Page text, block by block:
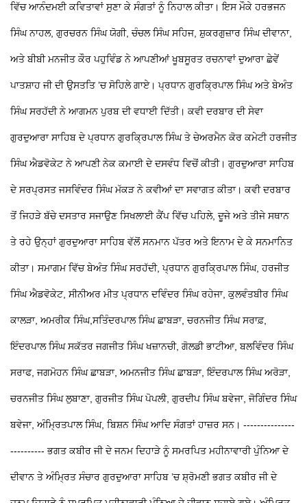
ਵਿੱਚ ਆਨੰਦਮਈ ਕਵਿਤਾਵਾਂ ਸੁਣਾ ਕੇ ਸੰਗਤਾਂ ਨੂੰ ਨਿਹਾਲ ਕੀਤਾ। ਇਸ ਮੌਕੇ ਹਰਭਜਨ
ਸਿੰਘ ਨਾਹਲ, ਗੁਰਚਰਨ ਸਿੰਘ ਯੋਗੀ, ਚੰਚਲ ਸਿੰਘ ਸਹਿਜ, ਸ਼ੁਕਰਗੁਜ਼ਾਰ ਸਿੰਘ ਦੀਵਾਨਾ,
ਅਤੇ ਬੀਬੀ ਮਨਜੀਤ ਕੌਰ ਪਹੁਵਿੰਡ ਨੇ ਆਪਣੀਆਂ ਖੂਬਸੂਰਤ ਰਚਨਾਵਾਂ ਦੁਆਰਾ ਛੇਵੇਂ
ਪਾਤਸ਼ਾਹ ਜੀ ਦੀ ਉਸਤਤਿ ’ਚ ਸੋਹਿਲੇ ਗਾਏ। ਪ੍ਰਧਾਨ ਗੁਰਕ੍ਰਿਪਾਲ ਸਿੰਘ ਅਤੇ ਬੇਅੰਤ
ਸਿੰਘ ਸਰਹੱਦੀ ਨੇ ਆਗਮਨ ਪੁਰਬ ਦੀ ਵਧਾਈ ਦਿੱਤੀ। ਕਵੀ ਦਰਬਾਰ ਦੀ ਸੇਵਾ
ਗੁਰਦੁਆਰਾ ਸਾਹਿਬ ਦੇ ਪ੍ਰਧਾਨ ਗੁਰਕ੍ਰਿਪਾਲ ਸਿੰਘ ਤੇ ਚੇਅਰਮੈਨ ਕੋਰ ਕਮੇਟੀ ਹਰਜੀਤ
ਸਿੰਘ ਐਡਵੋਕੇਟ ਨੇ ਆਪਣੀ ਨੇਕ ਕਮਾਈ ਦੇ ਦਸਵੰਧ ਵਿਚੋਂ ਕੀਤੀ। ਗੁਰਦੁਆਰਾ ਸਾਹਿਬ
ਦੇ ਸਰਪ੍ਰਸਤ ਜਸਵਿੰਦਰ ਸਿੰਘ ਮੱਕੜ ਨੇ ਕਵੀਆਂ ਦਾ ਸਵਾਗਤ ਕੀਤਾ। ਕਵੀ ਦਰਬਾਰ
ਤੋਂ ਜਿਹੜੇ ਬੱਚੇ ਦਸਤਾਰ ਸਜਾਉਣ ਸਿਖਲਾਈ ਕੈਂਪ ਵਿੱਚ ਪਹਿਲੇ, ਦੂਜੇ ਅਤੇ ਤੀਜੇ ਸਥਾਨ
ਤੇ ਰਹੇ ਉਨ੍ਹਾਂ ਗੁਰਦੁਆਰਾ ਸਾਹਿਬ ਵੱਲੋਂ ਸਨਮਾਨ ਪੱਤਰ ਅਤੇ ਇਨਾਮ ਦੇ ਕੇ ਸਨਮਾਨਿਤ
ਕੀਤਾ। ਸਮਾਗਮ ਵਿੱਚ ਬੇਅੰਤ ਸਿੰਘ ਸਰਹੱਦੀ, ਪ੍ਰਧਾਨ ਗੁਰਕ੍ਰਿਪਾਲ ਸਿੰਘ, ਹਰਜੀਤ
ਸਿੰਘ ਐਡਵੋਕੇਟ, ਸੀਨੀਅਰ ਮੀਤ ਪ੍ਰਧਾਨ ਦਵਿੰਦਰ ਸਿੰਘ ਰਹੇਜਾ, ਕੁਲਵੰਤਬੀਰ ਸਿੰਘ
ਕਾਲੜਾ, ਅਮਰੀਕ ਸਿੰਘ,ਸਤਿੰਦਰਪਾਲ ਸਿੰਘ ਛਾਬੜਾ, ਚਰਨਜੀਤ ਸਿੰਘ ਸਰਾਫ਼,
ਇੰਦਰਪਾਲ ਸਿੰਘ ਸਕੱਤਰ ਜਗਜੀਤ ਸਿੰਘ ਖਜ਼ਾਨਚੀ, ਗੋਲਡੀ ਭਾਟੀਆ, ਬਲਵਿੰਦਰ ਸਿੰਘ
ਸਰਾਫ, ਜਗਮੋਹਨ ਸਿੰਘ ਛਾਬੜਾ, ਅਮਨਜੀਤ ਸਿੰਘ ਛਾਬੜਾ, ਇੰਦਰਪਾਲ ਸਿੰਘ ਅਰੋੜਾ,
ਚਰਨਜੀਤ ਸਿੰਘ ਲੁਬਾਣਾ, ਗੁਰਜੀਤ ਸਿੰਘ ਪੋਪਲੀ, ਗੁਰਦੀਪ ਸਿੰਘ ਬਵੇਜਾ, ਜੋਗਿੰਦਰ ਸਿੰਘ
ਬਵੇਜਾ, ਅੰਮ੍ਰਿਤਪਾਲ ਸਿੰਘ, ਬਿਸ਼ਨ ਸਿੰਘ ਆਦਿ ਸੰਗਤਾਂ ਹਾਜ਼ਰ ਸਨ। ---------------
----------ਭਗਤ ਕਬੀਰ ਜੀ ਦੇ ਜਨਮ ਦਿਹਾੜੇ ਨੂੰ ਸਮਰਪਿਤ ਮਹੀਨਾਵਾਰੀ ਪੁੰਨਿਆ ਦੇ
ਦੀਵਾਨ ਤੇ ਅੰਮ੍ਰਿਤ ਸੰਚਾਰ ਗੁਰਦੁਆਰਾ ਸਾਹਿਬ ’ਚ ਸ਼੍ਰੋਮਣੀ ਭਗਤ ਕਬੀਰ ਜੀ ਦੇ